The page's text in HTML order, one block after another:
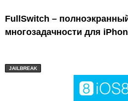
FullSwitch –
многозадачности для
JAILBREAK